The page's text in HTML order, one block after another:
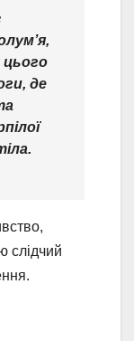
цього
де
слідчий